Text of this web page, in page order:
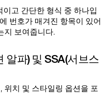
고 간단한 형식 중 하나입
번호가 매겨진 항목이 있어
지 보여줍니다.
알파) 및 SSA(서브스
위치 및 스타일링 옵션을 포